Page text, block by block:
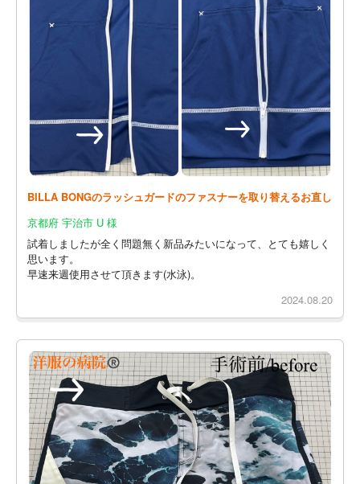
BILLA BONGのラッシュガードのファスナーを取り替えるお直し
京都府 宇治市 U 様
試着しましたが全く問題無く新品みたいになって、とても嬉しく
思います。
早速来週使用させて頂きます(水泳)。
2024.08.20